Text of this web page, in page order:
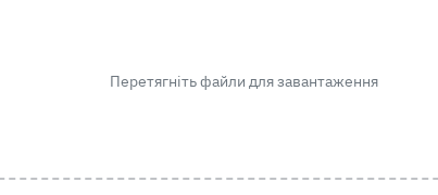
Перетягніть файли для завантаження